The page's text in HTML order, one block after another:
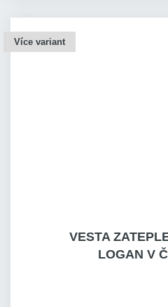
Více variant
VESTA
LOGAN V